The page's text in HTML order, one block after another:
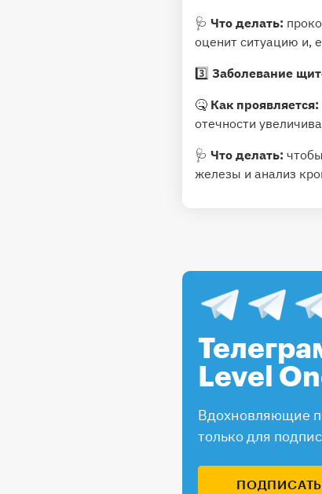
🩺 Что делать:
оценит ситуацию и,
3️⃣ Заболевание
🤒 Как проявляется:
отечности
🩺 Что делать:
железы и анализ
Level
Вдохновляющие
только для